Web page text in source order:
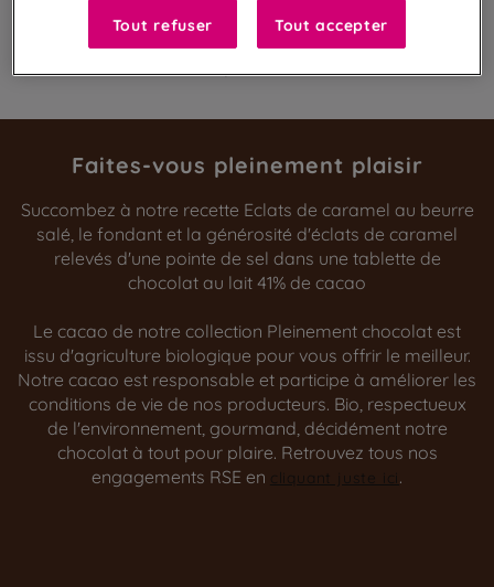
100%
Faites-vous pleinement plaisir
Succombez à notre recette Eclats de caramel au beurre
salé, le fondant et la générosité d'éclats de caramel
relevés d'une pointe de sel dans une tablette de
chocolat au lait 41% de cacao
Le cacao de notre collection Pleinement chocolat est
issu d'agriculture biologique pour vous offrir le meilleur.
Notre cacao est responsable et participe à améliorer les
conditions de vie de nos producteurs. Bio, respectueux
de l'environnement, gourmand, décidément notre
chocolat à tout pour plaire. Retrouvez tous nos
engagements RSE en
cliquant juste ici.
Tout refuser Tout accepter